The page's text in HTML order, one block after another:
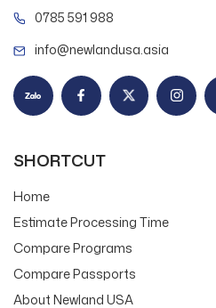
0785 591 988
info@newlandusa.asia
SHORTCUT
Home
Estimate Processing Time
Compare Programs
Compare Passports
About Newland USA